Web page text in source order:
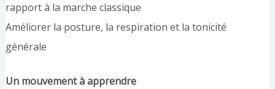
rapport à la marche classique
Améliorer la posture, la respiration et la tonicité
générale
Un mouvement à apprendre